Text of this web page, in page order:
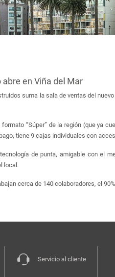
en Viña del Mar
suma la sala de ventas del
“Súper” de la región (que ya
tiene 9 cajas individuales con
de punta, amigable con el
local.
cerca de 140 colaboradores, el
Servicio al cliente